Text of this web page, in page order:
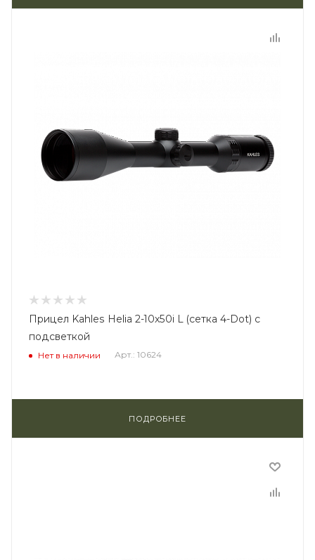
Прицел Kahles Helia 2-10x50i L (сетка 4-Dot) с
подсветкой
Нет в наличии Арт.: 10624
ПОДРОБНЕЕ